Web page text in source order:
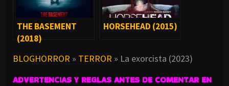
THE BASEMENT
(2018)
HORSEHEAD (2015)
BLOGHORROR » TERROR » La exorcista (2023)
ADVERTENCIAS Y REGLAS ANTES DE COMENTAR EN